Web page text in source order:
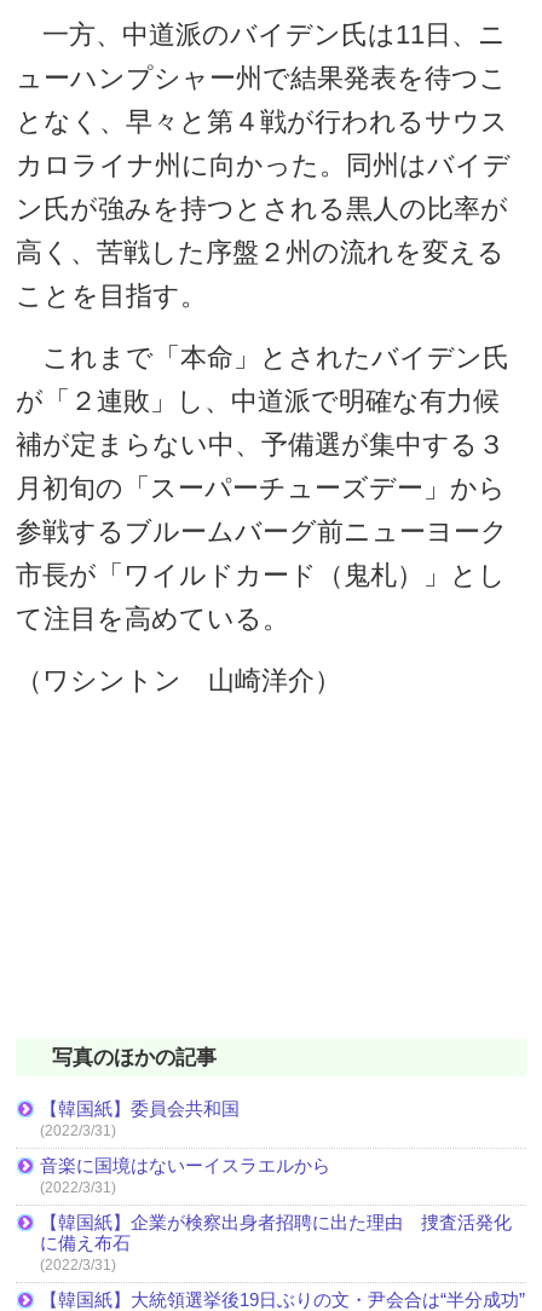
一方、中道派のバイデン氏は11日、ニ
ューハンプシャー州で結果発表を待つこ
となく、早々と第４戦が行われるサウス
カロライナ州に向かった。同州はバイデ
ン氏が強みを持つとされる黒人の比率が
高く、苦戦した序盤２州の流れを変える
ことを目指す。
これまで「本命」とされたバイデン氏
が「２連敗」し、中道派で明確な有力候
補が定まらない中、予備選が集中する３
月初旬の「スーパーチューズデー」から
参戦するブルームバーグ前ニューヨーク
市長が「ワイルドカード（鬼札）」とし
て注目を高めている。
（ワシントン 山崎洋介）
写真のほかの記事
【韓国紙】委員会共和国
(2022/3/31)
音楽に国境はないーイスラエルから
(2022/3/31)
【韓国紙】企業が検察出身者招聘に出た理由 捜査活発化
に備え布石
(2022/3/31)
【韓国紙】大統領選挙後19日ぶりの文・尹会合は“半分成功”